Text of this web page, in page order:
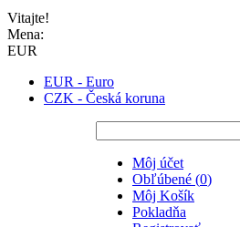
Vitajte!
Mena:
EUR
EUR - Euro
CZK - Česká koruna
Môj účet
Obľúbené (0)
Môj Košík
Pokladňa